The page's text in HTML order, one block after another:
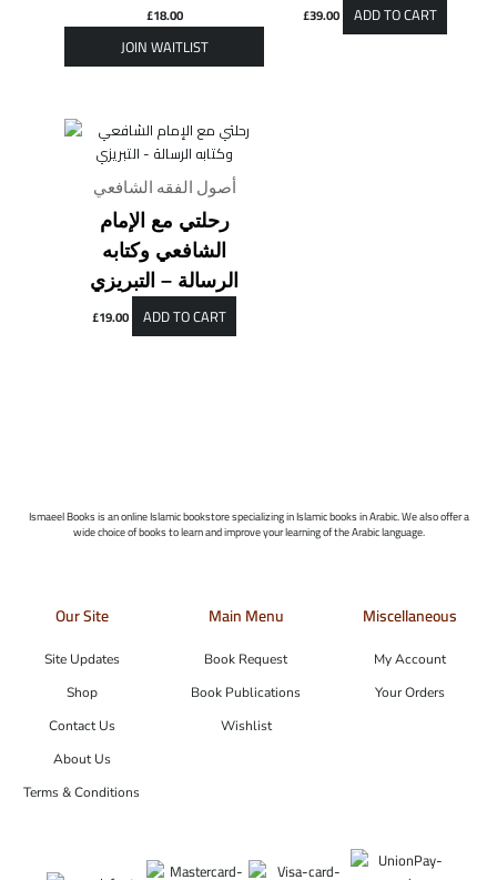
£18.00 £39.00 ADD TO CART
أصول الفقه الشافعي
رحلتي مع الإمام
الشافعي وكتابه
£19.00 ADD TO CART
Ismaeel Books is an online Islamic bookstore specializing in Islamic books in Arabic. We also offer a
wide choice of books to learn and improve your learning of the Arabic language.
Our Site
Site Updates
Shop
Contact Us
About Us
Terms & Conditions
Main Menu
Book Request
Book Publications
Wishlist
Miscellaneous
My Account
Your Orders